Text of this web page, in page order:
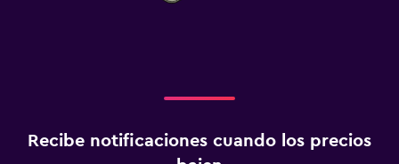
Piscina y spa
Recibe notificaciones cuando los precios